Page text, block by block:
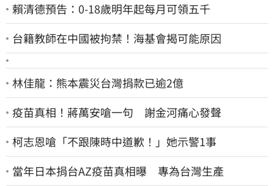
賴清德預告：0-18歲明年起每月可領五千
台籍教師在中國被拘禁！海基會揭可能原因
林佳龍：熊本震災台灣捐款已逾2億
疫苗真相！蔣萬安嗆一句 謝金河痛心發聲
柯志恩嗆「不跟陳時中道歉！」她示警1事
當年日本捐台AZ疫苗真相曝 專為台灣生產